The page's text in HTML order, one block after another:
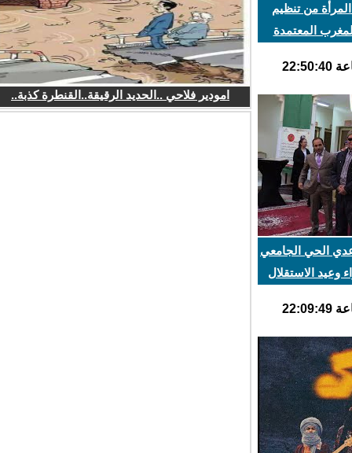
من تنظيم
المعتمدة
الحي الجامعي
الاستقلال
امودير فلاحي ..الحديد الرقيقة..القنطرة كذبة..